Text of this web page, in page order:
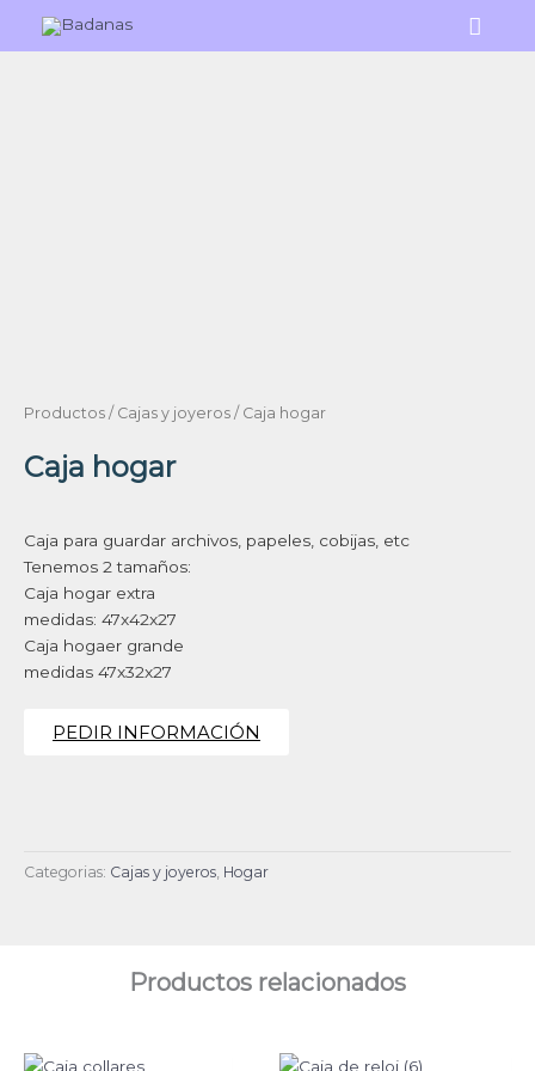
Menú
Productos / Cajas y joyeros / Caja hogar
Caja hogar
Caja para guardar archivos, papeles, cobijas, etc
Tenemos 2 tamaños:
Caja hogar extra
medidas: 47x42x27
Caja hogaer grande
medidas 47x32x27
PEDIR INFORMACIÓN
Categorias: Cajas y joyeros, Hogar
Productos relacionados